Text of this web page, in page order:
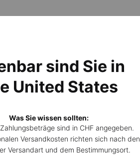
BESTSELLER
sind Sie in
United States
Was Sie wissen sollten:
sind in CHF angegeben.
Versandkosten richten sich nach den
Versandart und dem Bestimmungsort.